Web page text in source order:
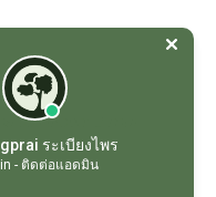
ย-ขวา (ห้องละ 2 ท่าน)
ระเบียงไพร
- ติดต่อแอดมิน